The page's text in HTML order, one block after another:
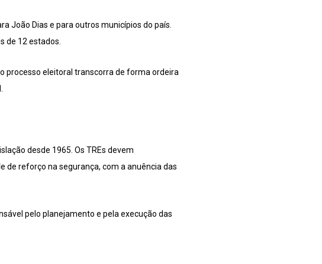
João Dias e para outros municípios do país.
de 12 estados.
processo eleitoral transcorra de forma ordeira
desde 1965. Os TREs devem
de reforço na segurança, com a anuência das
pelo planejamento e pela execução das